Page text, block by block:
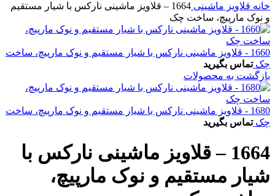
خانه قلاویز ماشینی
1664 – قلاویز ماشینی نارکس با شیار مستقیم
و نوک مارپیچ، ساخت چک
1660 - قلاویز ماشینی نارکس با شیار مستقیم و نوک مارپیچ، ساخت
چکتماس بگیرید
بازگشت به محصولات
1680 - قلاویز ماشینی نارکس با شیار مستقیم و نوک مارپیچ، ساخت
چکتماس بگیرید
1664 – قلاویز ماشینی نارکس با
شیار مستقیم و نوک مارپیچ،